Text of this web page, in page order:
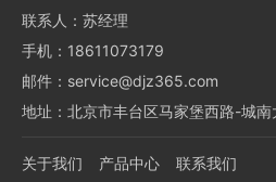
联系人：苏经理
手机：18611073179
邮件：service@djz365.com
地址：北京市丰台区马家堡西路-城
关于我们 产品中心 联系我们